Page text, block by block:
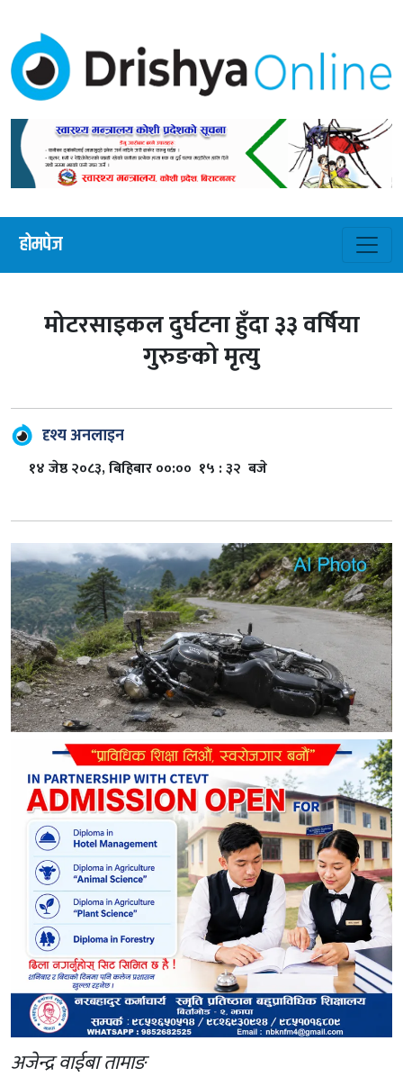
होमपेज
मोटरसाइकल दुर्घटना हुँदा ३३ वर्षिया
गुरुङको मृत्यु
दृश्य अनलाइन
१४ जेष्ठ २०८३, बिहिबार ००:०० १५ : ३२ बजे
अजेन्द्र वाईबा तामाङ